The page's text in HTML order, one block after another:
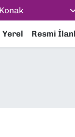
Konak
Yerel Resmi